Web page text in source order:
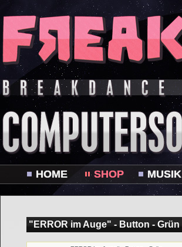
HOME SHOP MUSIK
"ERROR im Auge" - Button - Grün